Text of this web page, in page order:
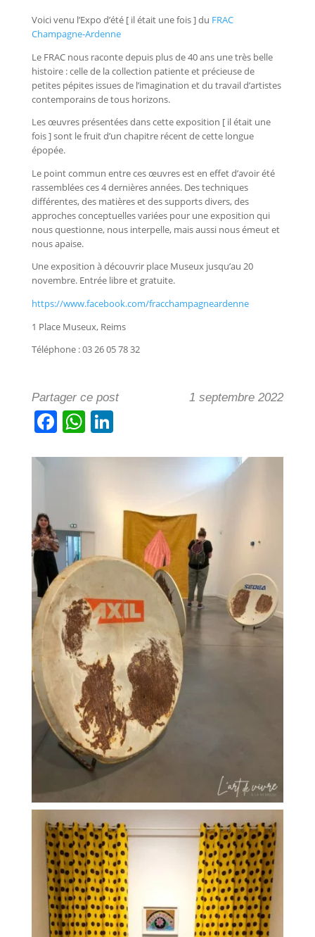
Voici venu l’Expo d’été [ il était une fois ] du FRAC
Champagne-Ardenne
Le FRAC nous raconte depuis plus de 40 ans une très belle
histoire : celle de la collection patiente et précieuse de
petites pépites issues de l’imagination et du travail d’artistes
contemporains de tous horizons.
Les œuvres présentées dans cette exposition [ il était une
fois ] sont le fruit d’un chapitre récent de cette longue
épopée.
Le point commun entre ces œuvres est en effet d’avoir été
rassemblées ces 4 dernières années. Des techniques
différentes, des matières et des supports divers, des
approches conceptuelles variées pour une exposition qui
nous questionne, nous interpelle, mais aussi nous émeut et
nous apaise.
Une exposition à découvrir place Museux jusqu’au 20
novembre. Entrée libre et gratuite.
https://www.facebook.com/fracchampagneardenne
1 Place Museux, Reims
Téléphone : 03 26 05 78 32
Partager ce post
F
c
o
o
k
W
at
p
p
Li
k
e
dI
n
1 septembre 2022